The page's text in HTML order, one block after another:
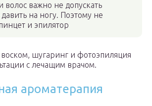
волос важно не допускать
на ногу. Поэтому не
и эпилятор
шугаринг и фотоэпиляция
с лечащим врачом.
ароматерапия